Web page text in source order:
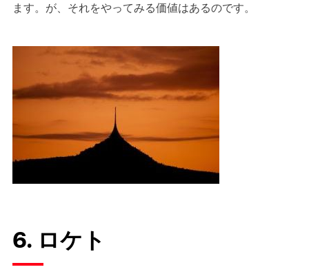
ます。が、それをやってみる価値はあるのです。
6. ロケト